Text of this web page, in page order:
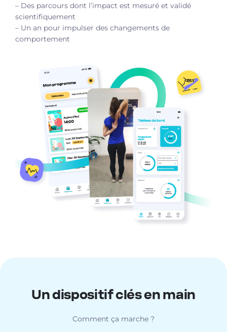
– Des parcours dont l’impact est mesuré et validé
scientifiquement
– Un an pour impulser des changements de
comportement
Un dispositif clés en main
Comment ça marche ?